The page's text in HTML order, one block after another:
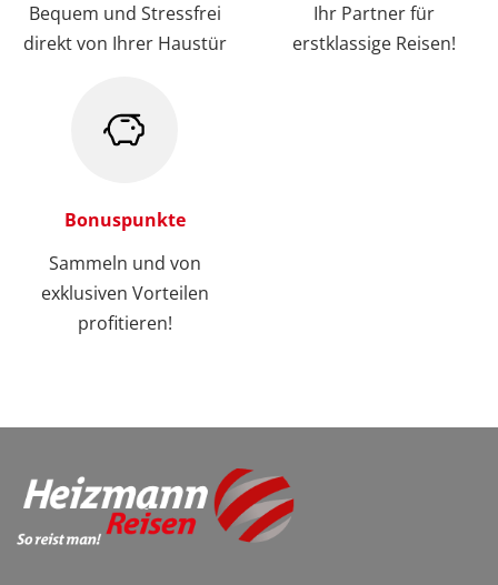
Bequem und Stressfrei
direkt von Ihrer Haustür
Ihr Partner für
erstklassige Reisen!
Bonuspunkte
Sammeln und von
exklusiven Vorteilen
profitieren!